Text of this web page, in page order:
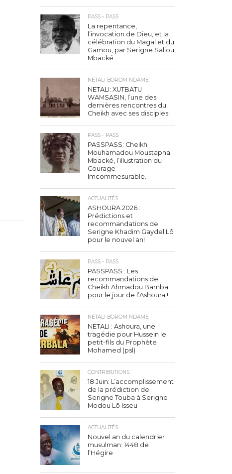
PASS - PASS
La repentance,
l’invocation de Dieu, et la
célébration du Magal et du
Gamou, par Serigne Saliou
Mbacké
NETALI BOROM NDAME
NETALI: XUTBATU
WAMSASIN, l’une des
dernières rencontres du
Cheikh avec ses disciples!
PASS - PASS
PASSPASS: Cheikh
Mouhamadou Moustapha
Mbacké, l’illustration du
Courage
Imcommesurable.
ACTUALITÉS
ASHOURA 2026 :
Prédictions et
recommandations de
Serigne Khadim Gaydel Lô
pour le nouvel an!
PASS - PASS
PASSPASS : Les
recommandations de
Cheikh Ahmadou Bamba
pour le jour de l’Ashoura !
NETALI BOROM NDAME
NETALI : Ashoura, une
tragédie pour Hussein le
petit-fils du Prophète
Mohamed (psl)
CONTRIBUTIONS
18 Juin: L’accomplissement
de la prédiction de
Serigne Touba à Serigne
Modou Lô Isseu
ACTUALITÉS
Nouvel an du calendrier
musulman: 1448 de
l’Hégire